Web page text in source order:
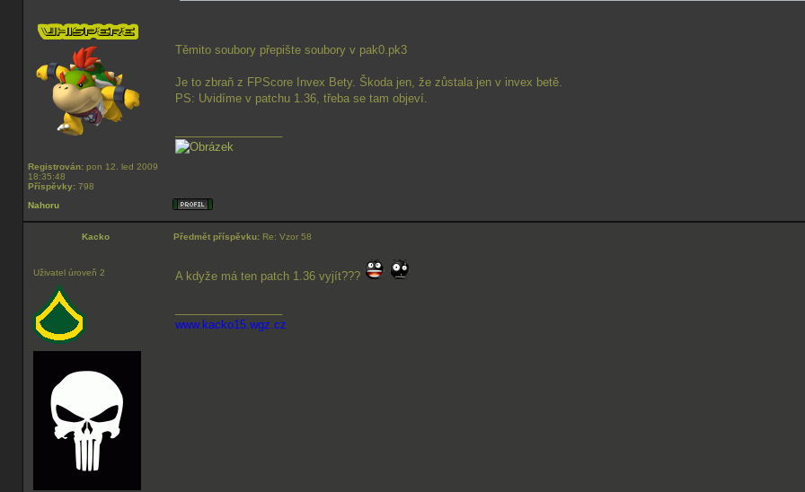
Registrován: pon 12. led 2009
18:35:48
Příspěvky: 798
Těmito soubory přepište soubory v pak0.pk3
Je to zbraň z FPScore Invex Bety. Škoda jen, že zůstala jen v invex betě.
PS: Uvidíme v patchu 1.36, třeba se tam objeví.
Nahoru
Kacko Předmět příspěvku: Re: Vzor 58
Uživatel úroveň 2 A kdyže má ten patch 1.36 vyjít???
www.kacko15.wgz.cz